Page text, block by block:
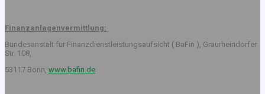
Finanzanlagenvermittlung:
Bundesanstalt für Finanzdienstleistungsaufsicht ( BaFin ), Graurheindorfer
Str. 108,
53117 Bonn, www.bafin.de